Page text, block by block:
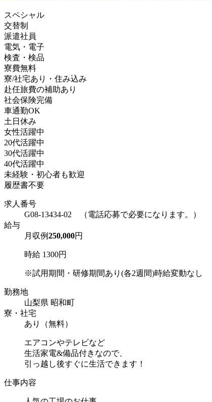
スペシャル
交替制
派遣社員
電気・電子
検査・検品
寮費無料
寮/社宅あり・住み込み
赴任旅費の補助あり
社会保険完備
車通勤OK
土日休み
女性活躍中
20代活躍中
30代活躍中
40代活躍中
未経験・初心者も歓迎
履歴書不要
求人番号
G08-13434-02 （電話応募で必要になります。）
給与
月収例250,000円
時給 1300円
※試用期間・研修期間あり(各2週間)時給変動なし
勤務地
山梨県 昭和町
寮・社宅
あり（無料）
エアコンやテレビなど
生活家電&備品付きなので、
引っ越し後すぐに生活できます！
仕事内容